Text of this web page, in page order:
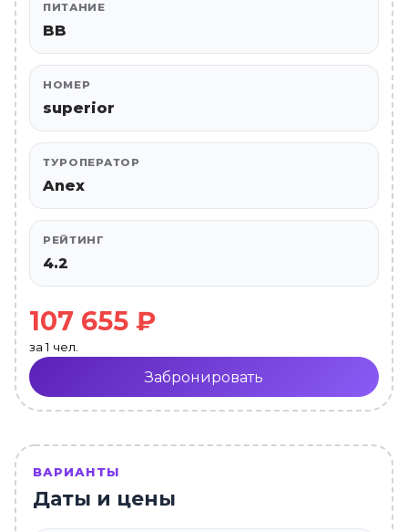
ПИТАНИЕ
BB
НОМЕР
superior
ТУРОПЕРАТОР
Anex
РЕЙТИНГ
4.2
107 655 ₽
за 1 чел.
Забронировать
ВАРИАНТЫ
Даты и цены